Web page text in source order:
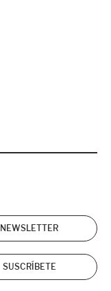
NEWSLETTER
SUSCRÍBETE